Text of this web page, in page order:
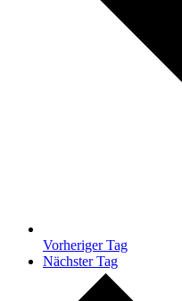
Vorheriger Tag
Nächster Tag